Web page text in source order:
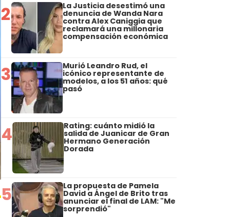
2 La Justicia desestimó una
denuncia de Wanda Nara
contra Alex Caniggia que
reclamará una millonaria
compensación económica
3 Murió Leandro Rud, el
icónico representante de
modelos, a los 51 años: qué
pasó
4 Rating: cuánto midió la
salida de Juanicar de Gran
Hermano Generación
Dorada
5 La propuesta de Pamela
David a Ángel de Brito tras
anunciar el final de LAM: "Me
sorprendió"